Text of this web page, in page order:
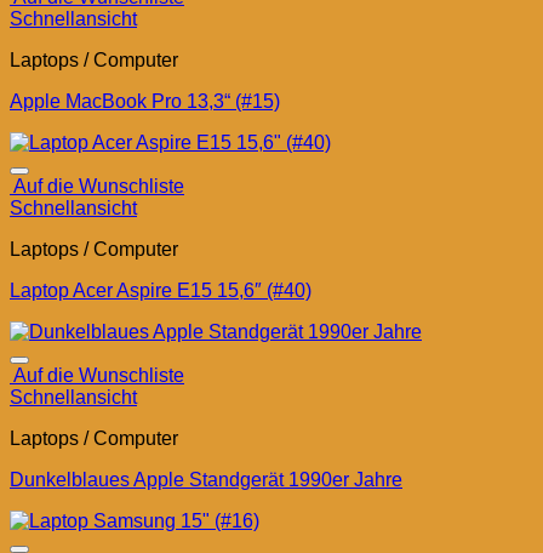
Schnellansicht
Laptops / Computer
Apple MacBook Pro 13,3“ (#15)
Auf die Wunschliste
Schnellansicht
Laptops / Computer
Laptop Acer Aspire E15 15,6″ (#40)
Auf die Wunschliste
Schnellansicht
Laptops / Computer
Dunkelblaues Apple Standgerät 1990er Jahre